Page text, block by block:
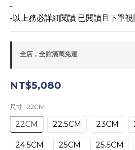
-
-以上務必詳細閱讀 已閱讀且下單視
全店，全館滿萬免運
NT$5,080
尺寸 : 22CM
22CM 22.5CM 23CM
24.5CM 25CM 25.5CM